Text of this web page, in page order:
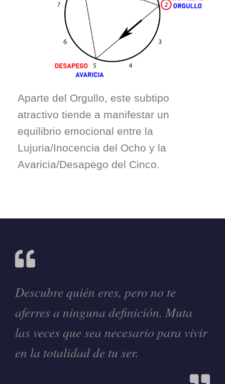
Aparte del Orgullo, este subtipo
atractivo tiende a manifestar un
equilibrio emocional entre la
Lujuria/Inocencia del Ocho y la
Avaricia/Desapego del Cinco.
Descubre quién eres, pero no te
aferres a ninguna definición. Muta
las veces que sea necesario para vivir
en la totalidad de tu ser.